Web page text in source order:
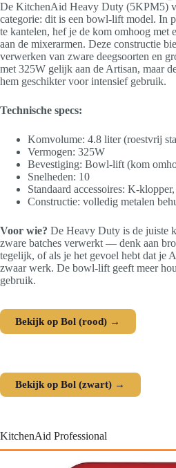
De KitchenAid Heavy Duty (5KPM5)
categorie: dit is een bowl-lift model. In
te kantelen, hef je de kom omhoog met
aan de mixerarmen. Deze constructie
verwerken van zware deegsoorten en
met 325W gelijk aan de Artisan, maar
hem geschikter voor intensief gebruik.
Technische specs:
Komvolume: 4.8 liter (roestvrij
Vermogen: 325W
Bevestiging: Bowl-lift (kom
Snelheden: 10
Standaard accessoires: K-
Constructie: volledig metalen
Voor wie? De Heavy Duty is de juiste
zware batches verwerkt — denk aan
tegelijk, of als je het gevoel hebt dat je
zwaar werk. De bowl-lift geeft meer
gebruik.
Bekijk op Bol (rood) →
Bekijk op Bol (zwart) →
KitchenAid Professional